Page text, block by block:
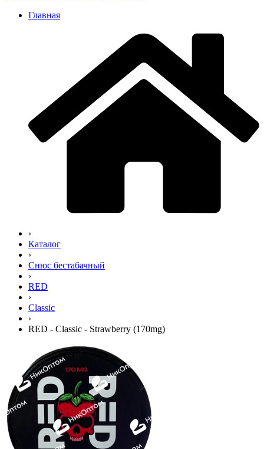
Главная
›
Каталог
›
Снюс бестабачный
›
RED
›
Classic
›
RED - Classic - Strawberry (170mg)